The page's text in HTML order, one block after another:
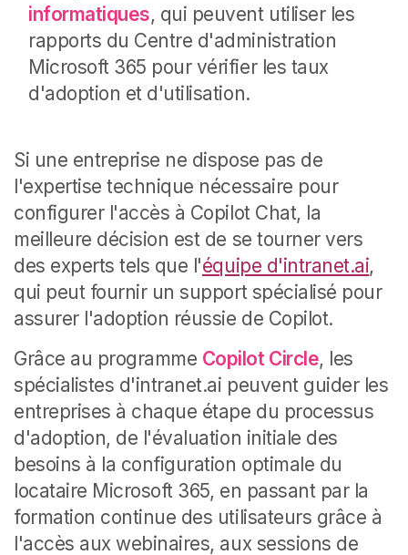
informatiques, qui peuvent utiliser les
rapports du Centre d'administration
Microsoft 365 pour vérifier les taux
d'adoption et d'utilisation.
Si une entreprise ne dispose pas de
l'expertise technique nécessaire pour
configurer l'accès à Copilot Chat, la
meilleure décision est de se tourner vers
des experts tels que l'équipe d'intranet.ai,
qui peut fournir un support spécialisé pour
assurer l'adoption réussie de Copilot.
Grâce au programme Copilot Circle, les
spécialistes d'intranet.ai peuvent guider les
entreprises à chaque étape du processus
d'adoption, de l'évaluation initiale des
besoins à la configuration optimale du
locataire Microsoft 365, en passant par la
formation continue des utilisateurs grâce à
l'accès aux webinaires, aux sessions de